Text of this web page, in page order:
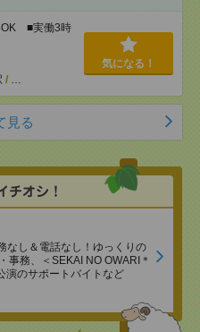
■実働3時
/ …
気になる！
見る
なし＆電話なし！ゆっくりの
事務、＜SEKAI NO OWARI＊
演のサポートバイトなど